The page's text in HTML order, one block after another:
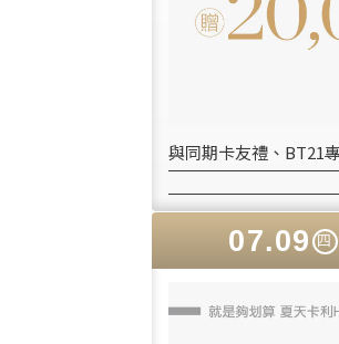
與同期卡友禮、BT21
07.09 四